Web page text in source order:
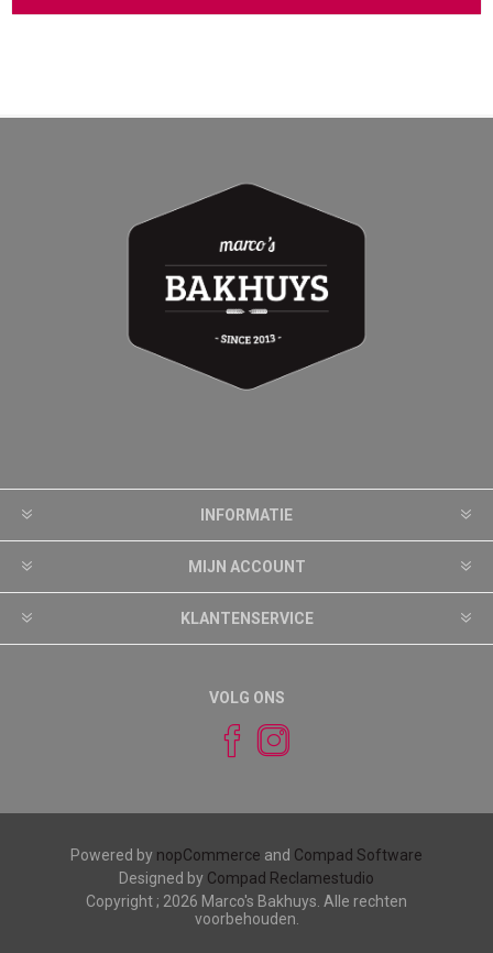
INFORMATIE
MIJN ACCOUNT
KLANTENSERVICE
VOLG ONS
Powered by nopCommerce and Compad Software
Designed by Compad Reclamestudio
Copyright ; 2026 Marco's Bakhuys. Alle rechten
voorbehouden.